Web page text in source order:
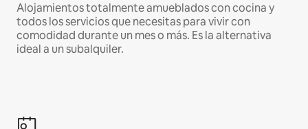
Alojamientos totalmente amueblados con cocina y
todos los servicios que necesitas para vivir con
comodidad durante un mes o más. Es la alternativa
ideal a un subalquiler.